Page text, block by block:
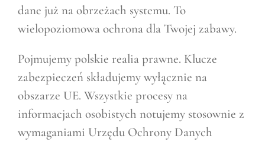
dane już na obrzeżach systemu. To
wielopoziomowa ochrona dla Twojej zabawy.
Pojmujemy polskie realia prawne. Klucze
zabezpieczeń składujemy wyłącznie na
obszarze UE. Wszystkie procesy na
informacjach osobistych notujemy stosownie z
wymaganiami Urzędu Ochrony Danych